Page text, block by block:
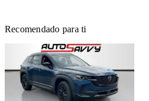
Recomendado para ti